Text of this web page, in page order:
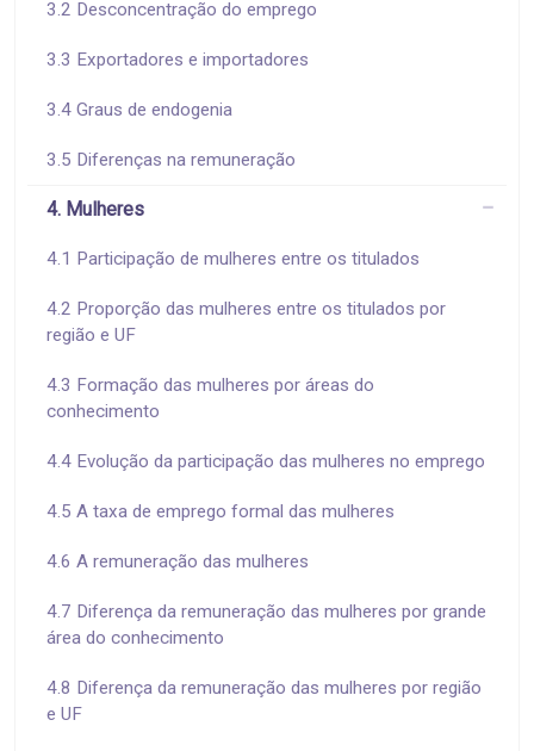
3.2 Desconcentração do emprego
3.3 Exportadores e importadores
3.4 Graus de endogenia
3.5 Diferenças na remuneração
4. Mulheres
4.1 Participação de mulheres entre os titulados
4.2 Proporção das mulheres entre os titulados por
região e UF
4.3 Formação das mulheres por áreas do
conhecimento
4.4 Evolução da participação das mulheres no emprego
4.5 A taxa de emprego formal das mulheres
4.6 A remuneração das mulheres
4.7 Diferença da remuneração das mulheres por grande
área do conhecimento
4.8 Diferença da remuneração das mulheres por região
e UF